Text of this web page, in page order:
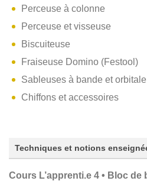
Perceuse à colonne
Perceuse et visseuse
Biscuiteuse
Fraiseuse Domino (Festool)
Sableuses à bande et orbitale
Chiffons et accessoires
Techniques et notions
Cours L’apprenti.e 4 • Bloc